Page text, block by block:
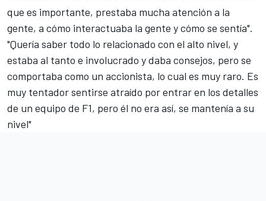
que es importante, prestaba mucha atención a la
gente, a cómo interactuaba la gente y cómo se sentía".
"Quería saber todo lo relacionado con el alto nivel, y
estaba al tanto e involucrado y daba consejos, pero se
comportaba como un accionista, lo cual es muy raro. Es
muy tentador sentirse atraído por entrar en los detalles
de un equipo de F1, pero él no era así, se mantenía a su
nivel"